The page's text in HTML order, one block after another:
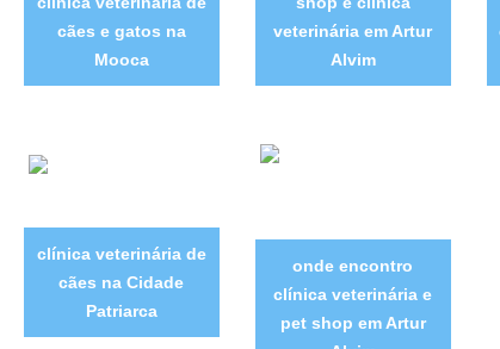
cães e gatos na
Mooca
veterinária em Artur
Alvim
clínica veterinária de
cães na Cidade
Patriarca
onde encontro
clínica veterinária e
pet shop em Artur